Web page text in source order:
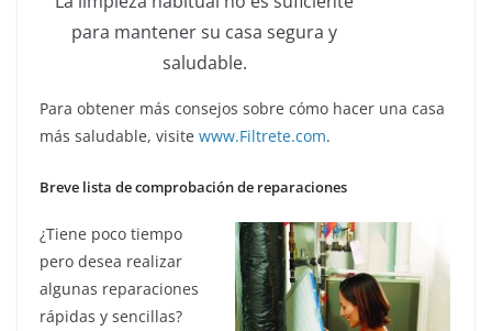
para mantener su casa segura y
saludable.
Para obtener más consejos sobre cómo hacer una casa
más saludable, visite www.Filtrete.com.
Breve lista de comprobación de reparaciones
¿Tiene poco tiempo
pero desea realizar
algunas reparaciones
rápidas y sencillas?